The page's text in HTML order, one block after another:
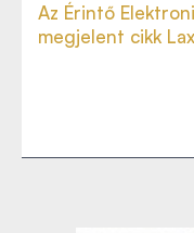
Az Érintő
megjelent cikk